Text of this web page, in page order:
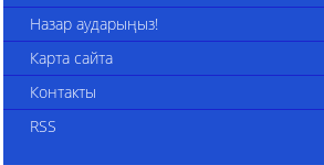
Назар аударыңыз!
Карта сайта
Контакты
RSS